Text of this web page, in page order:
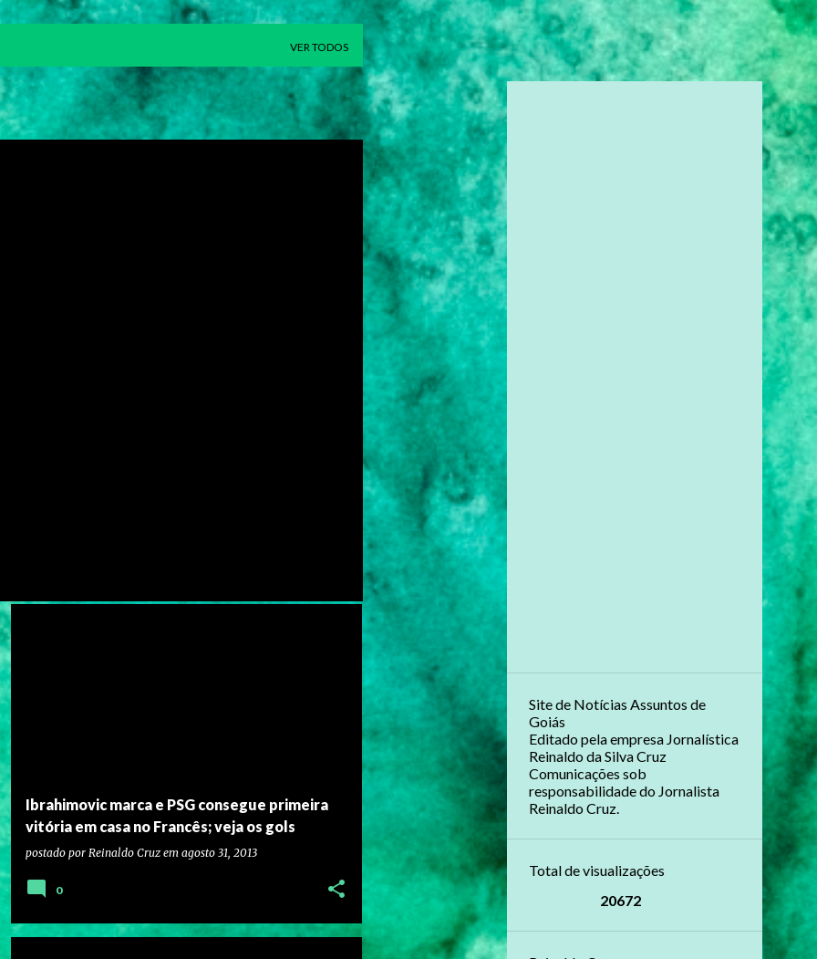
VER TODOS
Ibrahimovic marca e PSG consegue primeira
vitória em casa no Francês; veja os gols
postado por Reinaldo Cruz em agosto 31, 2013
0
Site de Notícias Assuntos de
Goiás
Editado pela empresa Jornalística
Reinaldo da Silva Cruz
Comunicações sob
responsabilidade do Jornalista
Reinaldo Cruz.
Total de visualizações
20672